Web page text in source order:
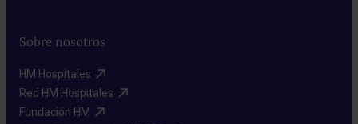
Sobre nosotros
HM Hospitales​
Red HM Hospitales​
Fundación HM​